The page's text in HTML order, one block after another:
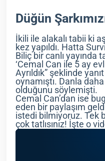
Düğün
İkili ile alakalı tabii ki
kez yapıldı. Hatta
Biliç bir canlı yayında
‘Cemal Can ile 5 ay
Ayrıldık” şeklinde
oynamıştı. Danla
olduğunu söylemişti.
Cemal Can’dan ise
eden bir paylaşım
istedi bilmiyoruz. Tek
çok tatlısınız! İşte o